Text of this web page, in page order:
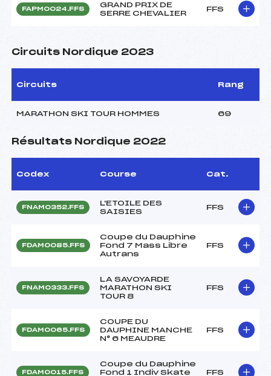
FAPM0024.FFS
GRAND PRIX DE
SERRE CHEVALIER
FFS
Circuits Nordique 2023
Circuits Rang
MARATHON SKI TOUR HOMMES 69
Résultats Nordique 2022
Codex Course Cat.
FNAM0352.FFS
L'ETOILE DES
SAISIES
FFS
FDAM0085.FFS
Coupe du Dauphine
Fond 7 Mass Libre
Autrans
FFS
FNAM0333.FFS
LA SAVOYARDE
MARATHON SKI
TOUR 8
FFS
FDAM0065.FFS
COUPE DU
DAUPHINE MANCHE
N° 6 MEAUDRE
FFS
FDAM0015.FFS
Coupe du Dauphine
Fond 1 Indiv Skate
FFS